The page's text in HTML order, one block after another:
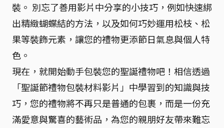
裝。 別忘了善用影片中分享的小技巧，例如快速綁
出精緻蝴蝶結的方法，以及如何巧妙運用松枝、松
果等裝飾元素，讓您的禮物更添節日氣息與個人特
色。
現在，就開始動手包裝您的聖誕禮物吧！相信透過
「聖誕節禮物包裝材料影片」中學習到的知識與技
巧，您的禮物將不再只是普通的包裹，而是一份充
滿愛意與驚喜的藝術品，為您的親朋好友帶來難忘